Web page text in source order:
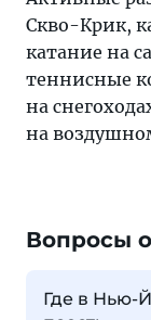
Скво-Крик,
катание на
теннисные
на
на
Вопросы
Где в Нью-